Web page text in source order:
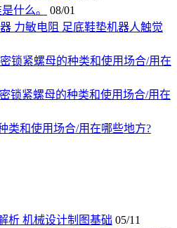
什么。
08/01
力敏电阻 足底鞋垫机器人触觉
锁紧螺母的种类和使用场合/用在
锁紧螺母的种类和使用场合/用在
类和使用场合/用在哪些地方?
析 机械设计制图基础 05/11